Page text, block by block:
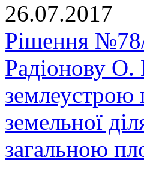
26.07.2017
Рішення
Радіонову О.
землеустрою
земельної
загальною